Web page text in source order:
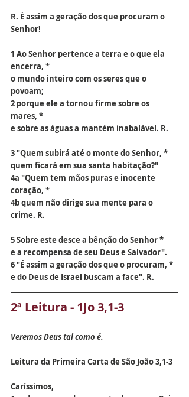
R. É assim a geração dos que procuram o
Senhor!
1 Ao Senhor pertence a terra e o que ela
encerra, *
o mundo inteiro com os seres que o
povoam;
2 porque ele a tornou firme sobre os
mares, *
e sobre as águas a mantém inabalável. R.
3 "Quem subirá até o monte do Senhor, *
quem ficará em sua santa habitação?"
4a "Quem tem mãos puras e inocente
coração, *
4b quem não dirige sua mente para o
crime. R.
5 Sobre este desce a bênção do Senhor *
e a recompensa de seu Deus e Salvador".
6 "É assim a geração dos que o procuram, *
e do Deus de Israel buscam a face". R.
2ª Leitura - 1Jo 3,1-3
Veremos Deus tal como é.
Leitura da Primeira Carta de São João 3,1-3
Caríssimos,